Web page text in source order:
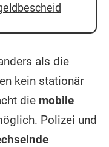
als die
kein stationär
die mobile
Polizei und